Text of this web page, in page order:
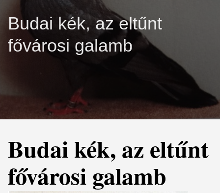
Budai kék, az eltűnt
fővárosi galamb
Budai kék, az eltűnt
fővárosi galamb